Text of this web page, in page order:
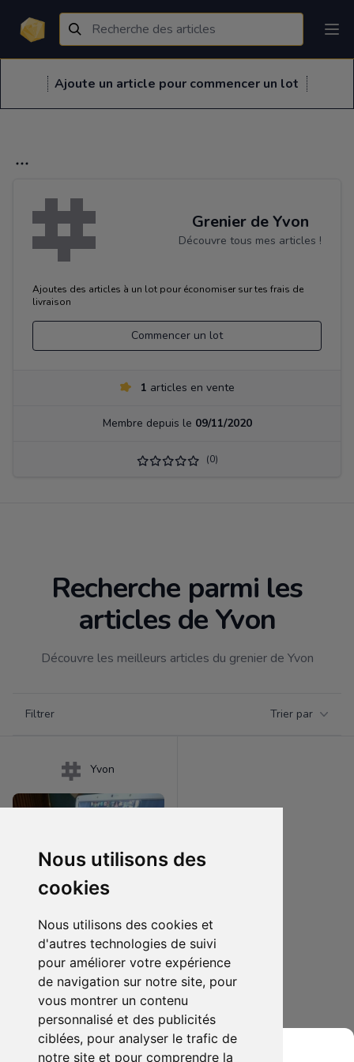
Nous utilisons des
cookies
Nous utilisons des cookies et
d'autres technologies de suivi
pour améliorer votre expérience
de navigation sur notre site, pour
vous montrer un contenu
personnalisé et des publicités
ciblées, pour analyser le trafic de
notre site et pour comprendre la
Grenier de Yvon
Découvre tous mes articles !
Ajoutes des articles à un lot pour économiser sur tes frais de
livraison
Commencer un lot
1 articles en vente
Membre depuis le 09/11/2020
(0)
Recherche parmi les
articles de Yvon
Découvre les meilleurs articles du grenier de Yvon
Filtrer Trier par
Yvon
150.00 € 1
Pc portable Samsung 15,6"
Ajouter au lot
Ajoute un article pour commencer un lot